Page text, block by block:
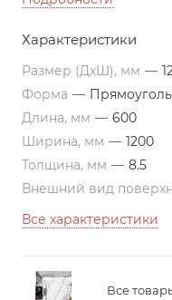
Характеристики
Размер (ДxШ), мм —
Форма —
Длина, мм — 600
Ширина, мм — 1200
Толщина, мм — 8.5
Внешний вид
Все характеристики
Все